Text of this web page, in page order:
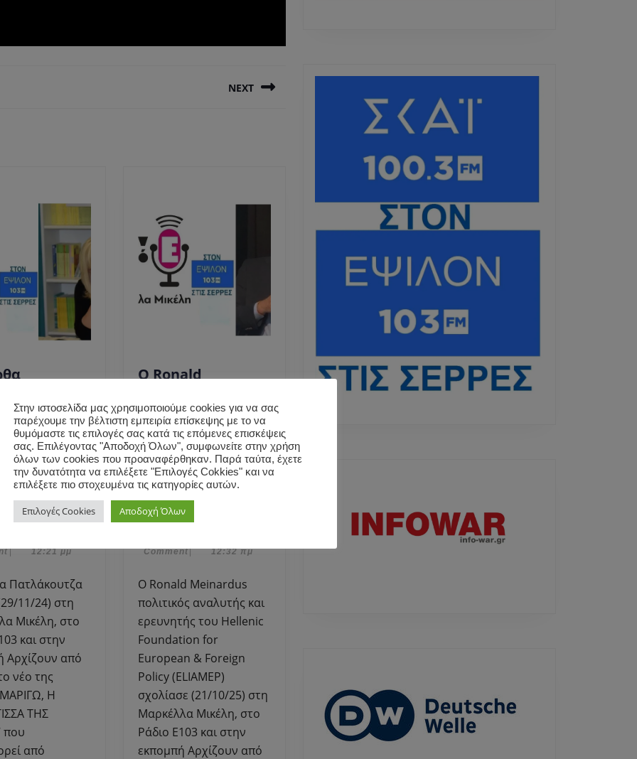
NEXT
στη
Μικέλη
βιβλίο της
Η
ΤΗΣ
Η
Μάρθα
Πατλάκουτζα
μίλησε
στη
Μαρκέλλα
Μικέλη
για
το
βιβλίο
της
“ΜΑΡΙΓΩ,
Η
ΑΡΧΟΝΤΙΣΣΑ
ΤΗΣ
ΠΟΛΗΣ”.
202418
2024
| 12:21 μμ
11/24) στη
Μικέλη, στο
και στην
Αρχίζουν από
νέο της
Η
ΤΗΣ
που
από
Ο Ronald
σχολίασε στη
Μαρκέλλα Μικέλη
απολύσεις στη
Γερμανία, drones,
απειλή πολέμου
κ.α.Ο
Ronald
Meinardus
σχολίασε
στη
Μαρκέλλα
Μικέλη
απολύσεις
στη
Γερμανία,
drones,
απειλή
πολέμου
κ.α.
28 Οκτωβρίου, 2025
2025
Comment| 12:32 πμ
Ο Ronald Meinardus
πολιτικός αναλυτής και
ερευνητής του Hellenic
Foundation for
European & Foreign
Policy (ELIAMEP)
σχολίασε (21/10/25) στη
Μαρκέλλα Μικέλη, στο
Ράδιο Ε103 και στην
εκπομπή Αρχίζουν από
Στην ιστοσελίδα μας χρησιμοποιούμε cookies για να σας
παρέχουμε την βέλτιστη εμπειρία επίσκεψης με το να
θυμόμαστε τις επιλογές σας κατά τις επόμενες επισκέψεις
σας. Επιλέγοντας "Αποδοχή Όλων", συμφωνείτε στην χρήση
όλων των cookies που προαναφέρθηκαν. Παρά ταύτα, έχετε
την δυνατότητα να επιλέξετε "Επιλογές Cokkies" και να
επιλέξετε πιο στοχευμένα τις κατηγορίες αυτών.
Επιλογές Cookies Αποδοχή Όλων